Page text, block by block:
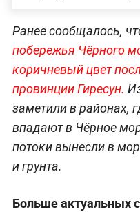
Ранее сообщалось,
побережья Чёрного
коричневый цвет
провинции Гиресун.
заметили в районах,
впадают в Чёрное
потоки вынесли в
и грунта.
Больше актуальных